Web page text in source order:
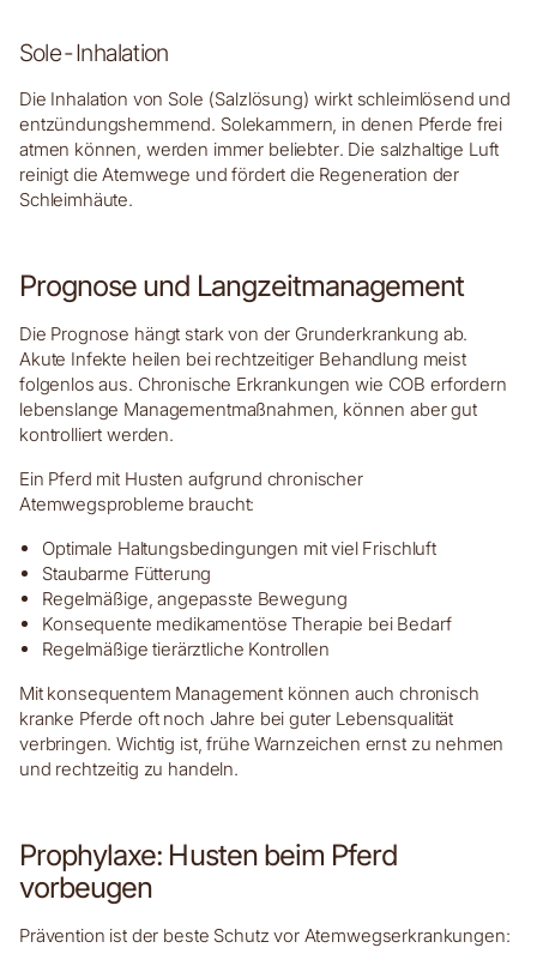
Sole-Inhalation
Die Inhalation von Sole (Salzlösung) wirkt schleimlösend und
entzündungshemmend. Solekammern, in denen Pferde frei
atmen können, werden immer beliebter. Die salzhaltige Luft
reinigt die Atemwege und fördert die Regeneration der
Schleimhäute.
Prognose und Langzeitmanagement
Die Prognose hängt stark von der Grunderkrankung ab.
Akute Infekte heilen bei rechtzeitiger Behandlung meist
folgenlos aus. Chronische Erkrankungen wie COB erfordern
lebenslange Managementmaßnahmen, können aber gut
kontrolliert werden.
Ein Pferd mit Husten aufgrund chronischer
Atemwegsprobleme braucht:
Optimale Haltungsbedingungen mit viel Frischluft
Staubarme Fütterung
Regelmäßige, angepasste Bewegung
Konsequente medikamentöse Therapie bei Bedarf
Regelmäßige tierärztliche Kontrollen
Mit konsequentem Management können auch chronisch
kranke Pferde oft noch Jahre bei guter Lebensqualität
verbringen. Wichtig ist, frühe Warnzeichen ernst zu nehmen
und rechtzeitig zu handeln.
Prophylaxe: Husten beim Pferd
vorbeugen
Prävention ist der beste Schutz vor Atemwegserkrankungen: